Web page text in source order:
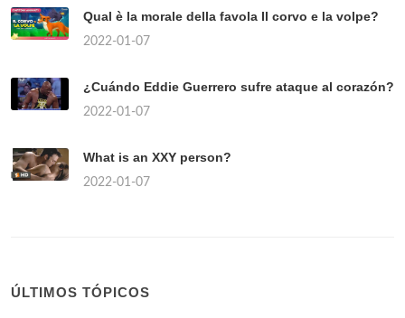
Qual è la morale della favola Il corvo e la volpe?
2022-01-07
¿Cuándo Eddie Guerrero sufre ataque al corazón?
2022-01-07
What is an XXY person?
2022-01-07
ÚLTIMOS TÓPICOS